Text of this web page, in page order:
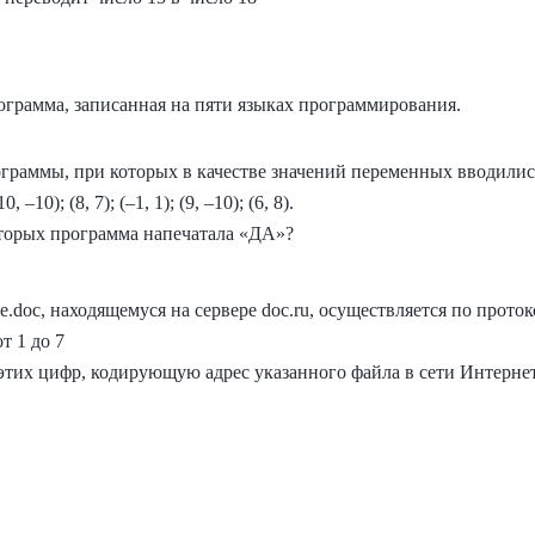
записанная на пяти языках программирования.
при которых в качестве значений переменных
–10); (8, 7); (–1, 1); (9, –10); (6, 8).
программа напечатала «ДА»?
находящемуся на сервере doc.ru, осуществляется по
1 до 7
цифр, кодирующую адрес указанного файла в сети